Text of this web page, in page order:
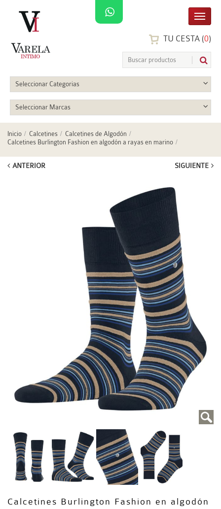
TU CESTA (0)
Seleccionar Categorias
Seleccionar Marcas
Inicio Calcetines
Calcetines de Algodón
Calcetines Burlington Fashion en algodón a rayas en marino
ANTERIOR SIGUIENTE
Calcetines Burlington Fashion en algodón